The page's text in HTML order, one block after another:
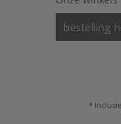
bestelling